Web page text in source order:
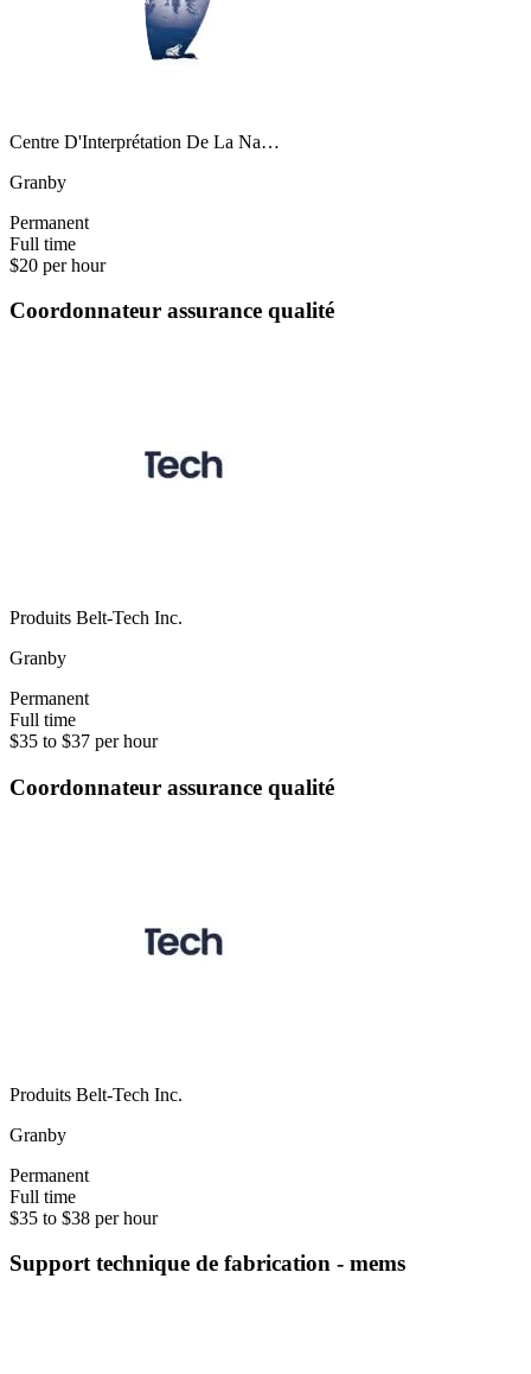
Centre D'Interprétation De La Na…
Granby
Permanent
Full time
$20 per hour
Coordonnateur assurance qualité
Produits Belt-Tech Inc.
Granby
Permanent
Full time
$35 to $37 per hour
Coordonnateur assurance qualité
Produits Belt-Tech Inc.
Granby
Permanent
Full time
$35 to $38 per hour
Support technique de fabrication - mems